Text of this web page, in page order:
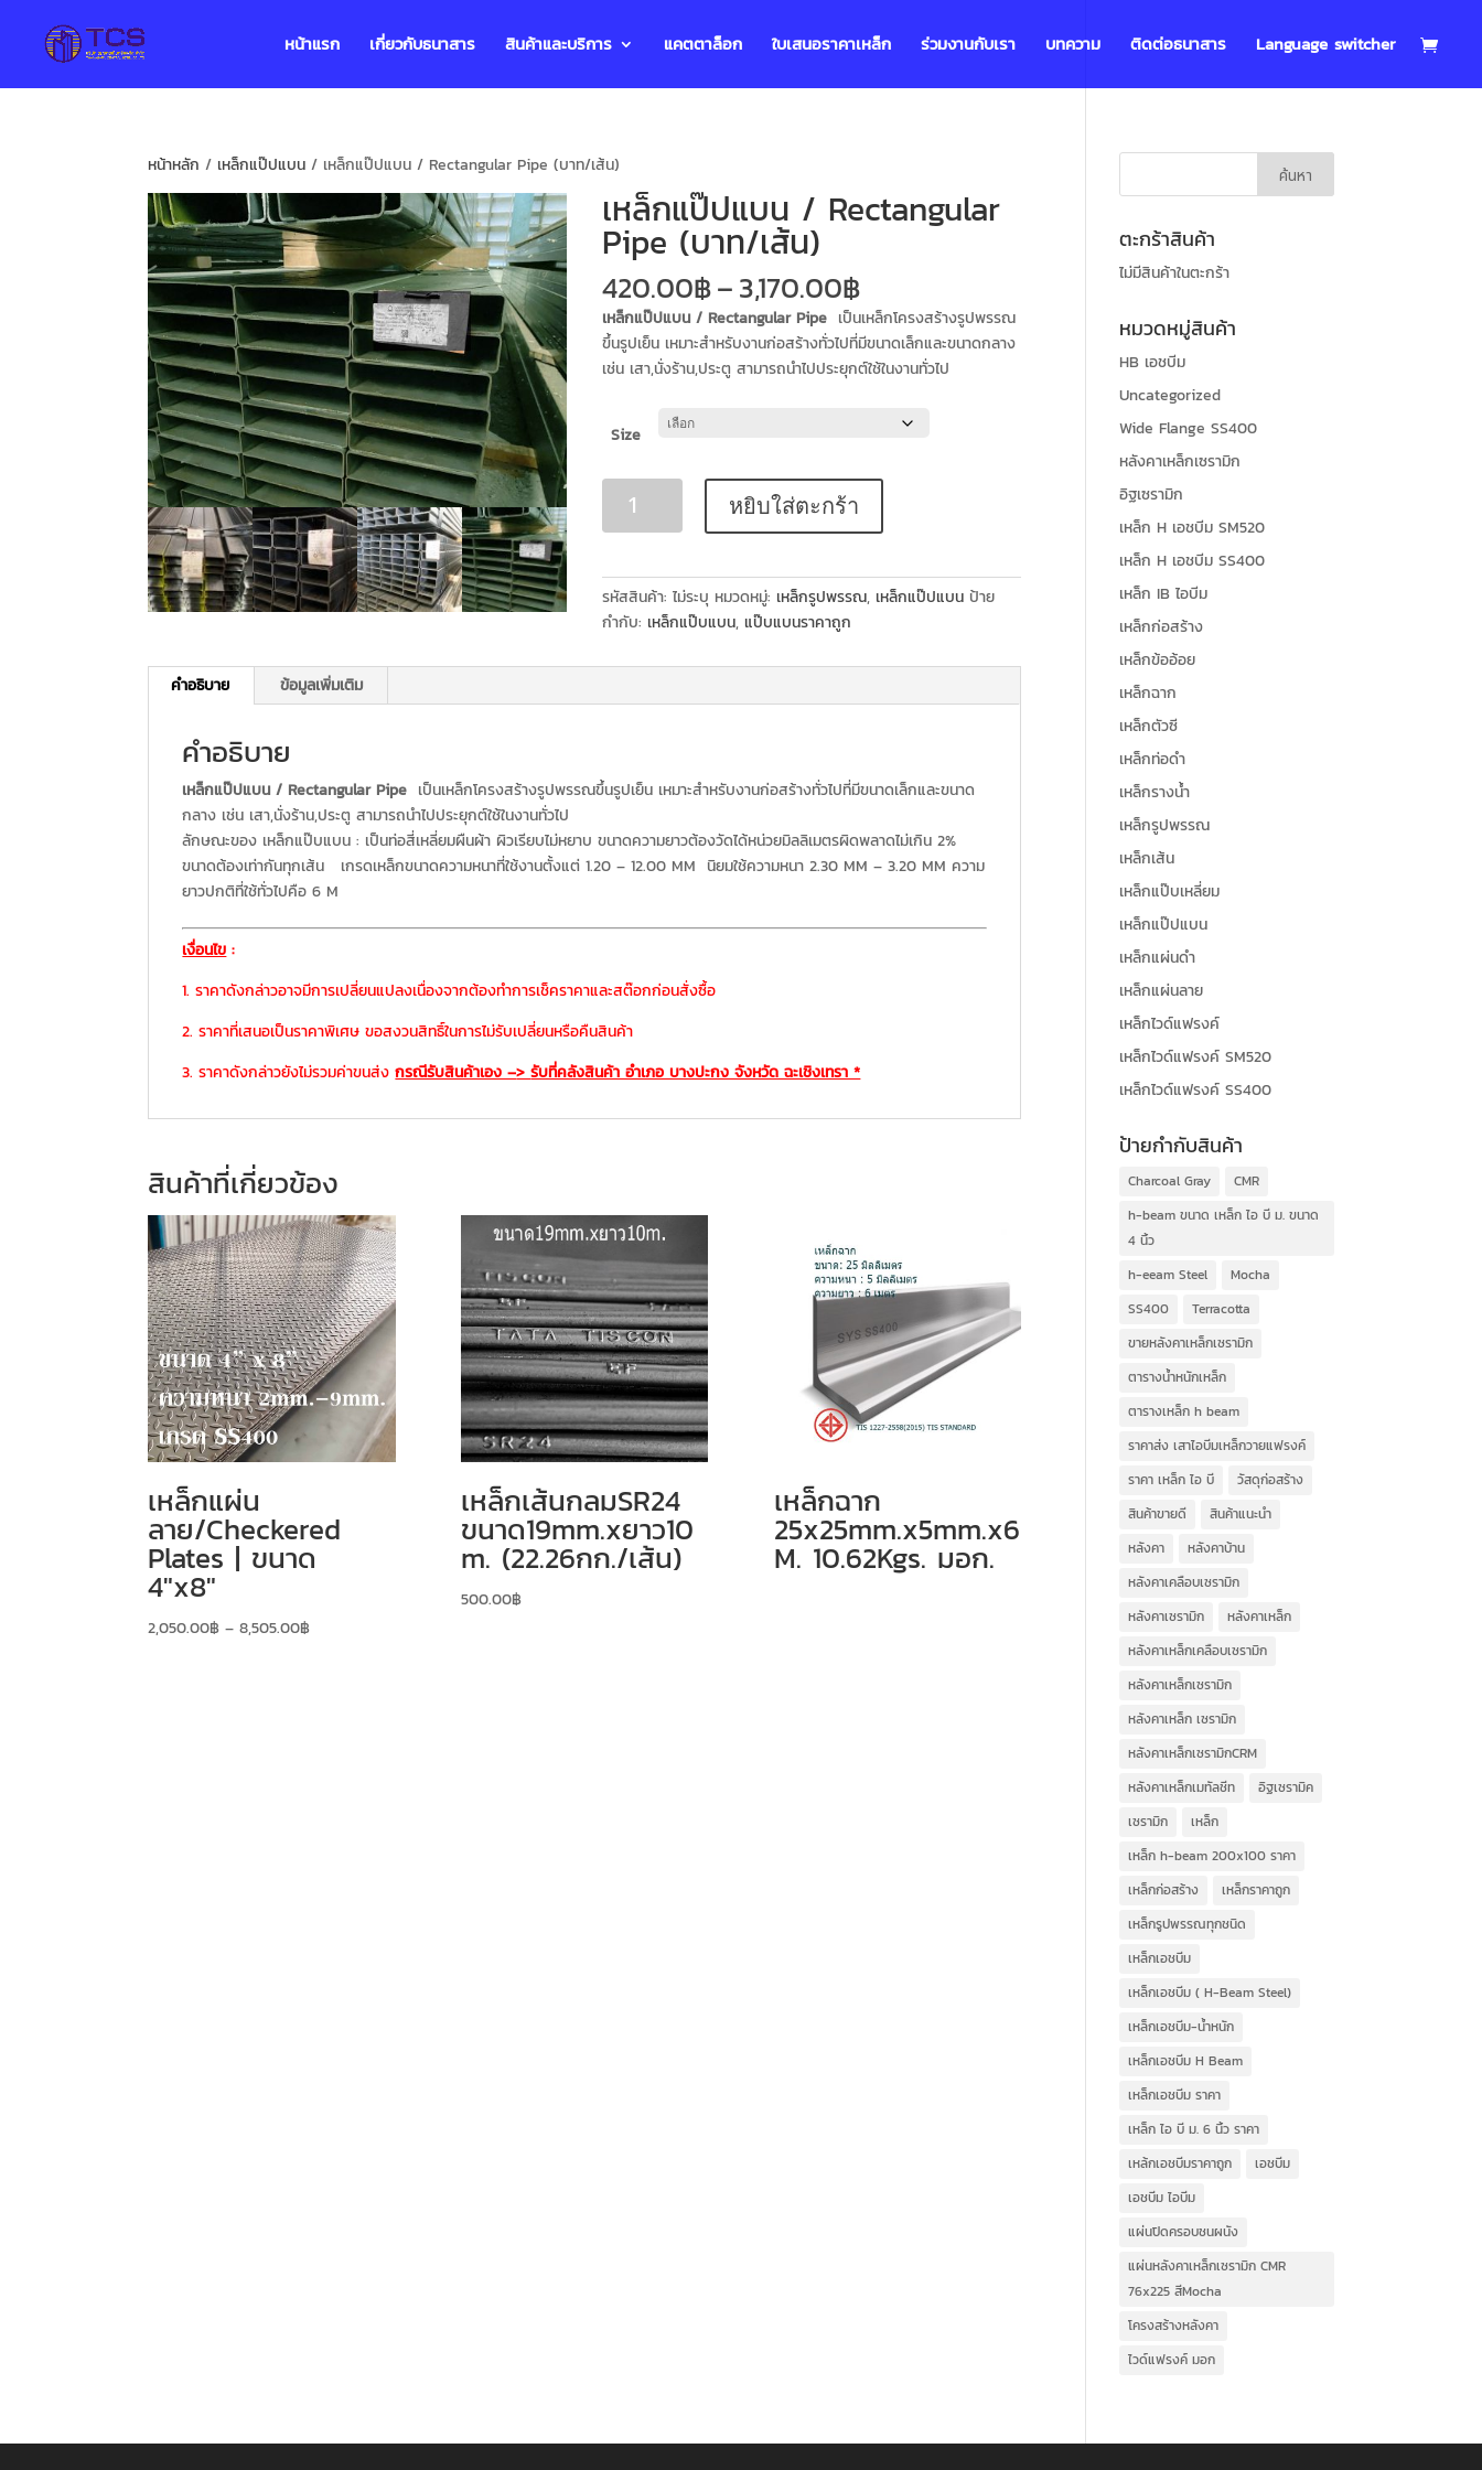
หน้าแรก เกี่ยวกับธนาสาร สินค้าและบริการ แคตตาล็อก ใบเสนอราคาเหล็ก ร่วมงานกับเรา บทความ ติดต่อธนาสาร Language switcher
หน้าหลัก / เหล็กแป๊ปแบน / เหล็กแป๊ปแบน / Rectangular Pipe (บาท/เส้น)
เหล็กแป๊ปแบน / Rectangular
Pipe (บาท/เส้น)
420.00฿–3,170.00฿
เหล็กแป๊ปแบน / Rectangular Pipe เป็นเหล็กโครงสร้างรูปพรรณ
ขึ้นรูปเย็น เหมาะสำหรับงานก่อสร้างทั่วไปที่มีขนาดเล็กและขนาดกลาง
เช่น เสา,นั่งร้าน,ประตู สามารถนำไปประยุกต์ใช้ในงานทั่วไป
Size
หยิบใส่ตะกร้า
รหัสสินค้า:ไม่ระบุ หมวดหมู่: เหล็กรูปพรรณ, เหล็กแป๊ปแบน ป้าย
กำกับ: เหล็กแป๊บแบน,แป๊บแบนราคาถูก
คำอธิบาย ข้อมูลเพิ่มเติม
คำอธิบาย
เหล็กแป๊ปแบน / Rectangular Pipe เป็นเหล็กโครงสร้างรูปพรรณขึ้นรูปเย็น เหมาะสำหรับงานก่อสร้างทั่วไปที่มีขนาดเล็กและขนาด
กลาง เช่น เสา,นั่งร้าน,ประตู สามารถนำไปประยุกต์ใช้ในงานทั่วไป
ลักษณะของ เหล็กแป๊บแบน : เป็นท่อสี่เหลี่ยมผืนผ้า ผิวเรียบไม่หยาบ ขนาดความยาวต้องวัดได้หน่วยมิลลิเมตรผิดพลาดไม่เกิน 2%
ขนาดต้องเท่ากันทุกเส้น เกรดเหล็กขนาดความหนาที่ใช้งานตั้งแต่ 1.20 – 12.00 MM นิยมใช้ความหนา 2.30 MM – 3.20 MM ความ
ยาวปกติที่ใช้ทั่วไปคือ 6 M
เงื่อนไข :
1. ราคาดังกล่าวอาจมีการเปลี่ยนแปลงเนื่องจากต้องทำการเช็คราคาและสต๊อกก่อนสั่งซื้อ
2. ราคาที่เสนอเป็นราคาพิเศษ ขอสงวนสิทธิ์ในการไม่รับเปลี่ยนหรือคืนสินค้า
3. ราคาดังกล่าวยังไม่รวมค่าขนส่งกรณีรับสินค้าเอง –>รับที่คลังสินค้า อำเภอ บางปะกง จังหวัด ฉะเชิงเทรา *
สินค้าที่เกี่ยวข้อง
เหล็กแผ่น
ลาย/Checkered
Plates | ขนาด
4″x8″
2,050.00฿ – 8,505.00฿
เหล็กเส้นกลมSR24
ขนาด19mm.xยาว10
m. (22.26กก./เส้น)
500.00฿
เหล็กฉาก
25x25mm.x5mm.x6
M. 10.62Kgs. มอก.
ตะกร้าสินค้า
ไม่มีสินค้าในตะกร้า
หมวดหมู่สินค้า
HB เอชบีม
Uncategorized
Wide Flange SS400
หลังคาเหล็กเซรามิก
อิฐเซรามิก
เหล็ก H เอชบีม SM520
เหล็ก H เอชบีม SS400
เหล็ก IB ไอบีม
เหล็กก่อสร้าง
เหล็กข้ออ้อย
เหล็กฉาก
เหล็กตัวซี
เหล็กท่อดำ
เหล็กรางน้ำ
เหล็กรูปพรรณ
เหล็กเส้น
เหล็กแป๊บเหลี่ยม
เหล็กแป๊ปแบน
เหล็กแผ่นดำ
เหล็กแผ่นลาย
เหล็กไวด์แฟรงค์
เหล็กไวด์แฟรงค์ SM520
เหล็กไวด์แฟรงค์ SS400
ป้ายกำกับสินค้า
Charcoal Gray
CMR
h-beam ขนาด เหล็ก ไอ บี ม. ขนาด
4 นิ้ว
h-eeam Steel
Mocha
SS400
Terracotta
ขายหลังคาเหล็กเซรามิก
ตารางน้ำหนักเหล็ก
ตารางเหล็ก h beam
ราคาส่ง เสาไอบีมเหล็กวายแฟรงค์
ราคา เหล็ก ไอ บี
วัสดุก่อสร้าง
สินค้าขายดี
สินค้าแนะนำ
หลังคา
หลังคาบ้าน
หลังคาเคลือบเซรามิก
หลังคาเซรามิก
หลังคาเหล็ก
หลังคาเหล็กเคลือบเซรามิก
หลังคาเหล็กเซรามิก
หลังคาเหล็ก เซรามิก
หลังคาเหล็กเซรามิกCRM
หลังคาเหล็กเมทัลชีท
อิฐเซรามิค
เซรามิก
เหล็ก
เหล็ก h-beam 200x100 ราคา
เหล็กก่อสร้าง
เหล็กราคาถูก
เหล็กรูปพรรณทุกชนิด
เหล็กเอชบีม
เหล็กเอชบีม ( H-Beam Steel)
เหล็กเอชบีม-น้ำหนัก
เหล็กเอชบีม H Beam
เหล็กเอชบีม ราคา
เหล็ก ไอ บี ม. 6 นิ้ว ราคา
เหล้กเอชบีมราคาถูก
เอชบีม
เอชบีม ไอบีม
แผ่นปิดครอบชนผนัง
แผ่นหลังคาเหล็กเซรามิก CMR
76x225 สีMocha
โครงสร้างหลังคา
ไวด์แฟรงค์ มอก